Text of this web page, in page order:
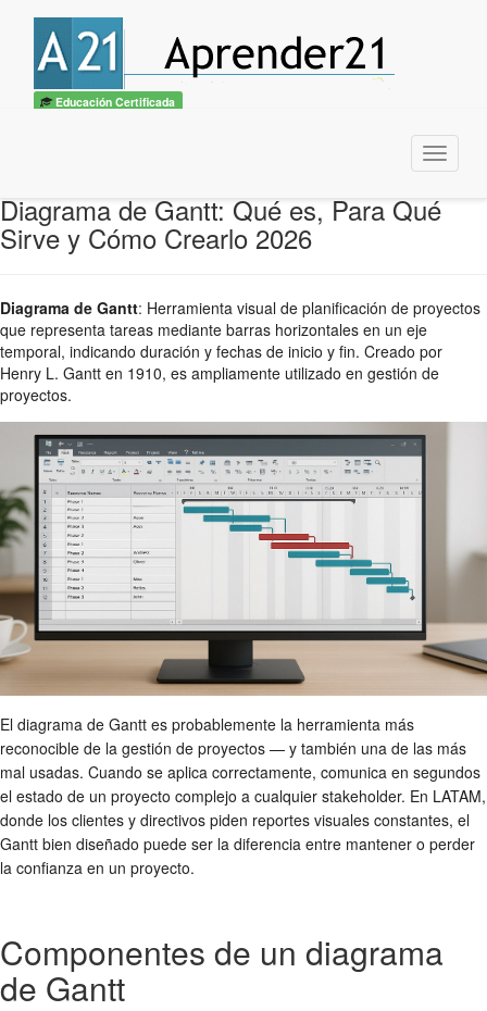
Educación Certificada
Menu
Diagrama de Gantt: Qué es, Para Qué
Sirve y Cómo Crearlo 2026
Diagrama de Gantt: Herramienta visual de planificación de proyectos
que representa tareas mediante barras horizontales en un eje
temporal, indicando duración y fechas de inicio y fin. Creado por
Henry L. Gantt en 1910, es ampliamente utilizado en gestión de
proyectos.
El diagrama de Gantt es probablemente la herramienta más
reconocible de la gestión de proyectos — y también una de las más
mal usadas. Cuando se aplica correctamente, comunica en segundos
el estado de un proyecto complejo a cualquier stakeholder. En LATAM,
donde los clientes y directivos piden reportes visuales constantes, el
Gantt bien diseñado puede ser la diferencia entre mantener o perder
la confianza en un proyecto.
Componentes de un diagrama
de Gantt